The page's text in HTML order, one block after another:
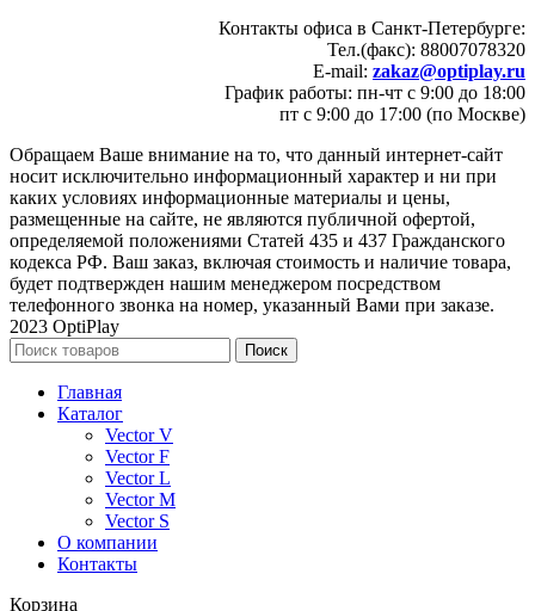
Контакты офиса в Санкт-Петербурге:
Тел.(факс): 88007078320
E-mail: zakaz@optiplay.ru
График работы: пн-чт с 9:00 до 18:00
пт с 9:00 до 17:00 (по Москве)
Обращаем Ваше внимание на то, что данный интернет-сайт
носит исключительно информационный характер и ни при
каких условиях информационные материалы и цены,
размещенные на сайте, не являются публичной офертой,
определяемой положениями Статей 435 и 437 Гражданского
кодекса РФ. Ваш заказ, включая стоимость и наличие товара,
будет подтвержден нашим менеджером посредством
телефонного звонка на номер, указанный Вами при заказе.
2023 OptiPlay
Поиск
Главная
Каталог
Vector V
Vector F
Vector L
Vector M
Vector S
О компании
Контакты
Корзина